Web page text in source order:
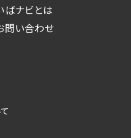
ばナビとは
問い合わせ